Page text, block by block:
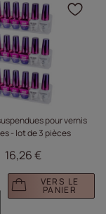
ajouter
pour vernis
- lot de 3 pièces
16,26 €
VERS LE
PANIER